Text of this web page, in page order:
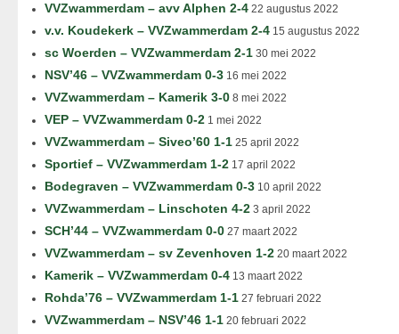
VVZwammerdam – avv Alphen 2-4 22 augustus 2022
v.v. Koudekerk – VVZwammerdam 2-4 15 augustus 2022
sc Woerden – VVZwammerdam 2-1 30 mei 2022
NSV’46 – VVZwammerdam 0-3 16 mei 2022
VVZwammerdam – Kamerik 3-0 8 mei 2022
VEP – VVZwammerdam 0-2 1 mei 2022
VVZwammerdam – Siveo’60 1-1 25 april 2022
Sportief – VVZwammerdam 1-2 17 april 2022
Bodegraven – VVZwammerdam 0-3 10 april 2022
VVZwammerdam – Linschoten 4-2 3 april 2022
SCH’44 – VVZwammerdam 0-0 27 maart 2022
VVZwammerdam – sv Zevenhoven 1-2 20 maart 2022
Kamerik – VVZwammerdam 0-4 13 maart 2022
Rohda’76 – VVZwammerdam 1-1 27 februari 2022
VVZwammerdam – NSV’46 1-1 20 februari 2022